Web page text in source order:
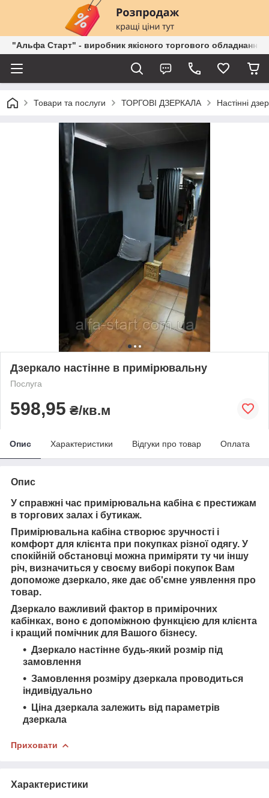
"Альфа Старт" - виробник якісного торгового обладнання
Товари та послуги ТОРГОВІ ДЗЕРКАЛА Настінні
Дзеркало настінне в примірювальну
Послуга
598,95 ₴/кв.м
Опис Характеристики Відгуки про товар Оплата
Опис
У справжні час примірювальна кабіна є престижам
в торгових залах і бутикаж.
Примірювальна кабіна створює зручності і
комфорт для клієнта при покупках різної одягу. У
спокійній обстановці можна приміряти ту чи іншу
річ, визначиться у своєму виборі покупок Вам
допоможе дзеркало, яке дає об'ємне уявлення про
товар.
Дзеркало важливий фактор в примірочних
кабінках, воно є допоміжною функцією для клієнта
і кращий помічник для Вашого бізнесу.
Дзеркало настінне будь-який розмір під
замовлення
Замовлення розміру дзеркала проводиться
індивідуально
Ціна дзеркала залежить від параметрів
дзеркала
Приховати
Характеристики